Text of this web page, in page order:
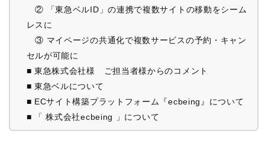
② 「東急ベルID」の連携で複数サイトの移動をシーム
レスに
③ マイページの共通化で複数サービスの予約・キャン
セルが可能に
■ 東急株式会社様 ご担当者様からのコメント
■ 東急ベルについて
■ ECサイト構築プラットフォーム『ecbeing』について
■ 「 株式会社ecbeing 」について